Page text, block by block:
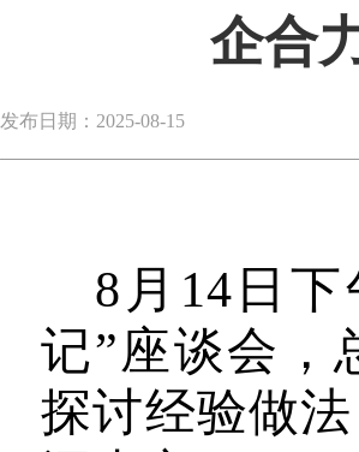
企合
发布日期：2025-08-15
8月14日
记”座谈会，
探讨经验做